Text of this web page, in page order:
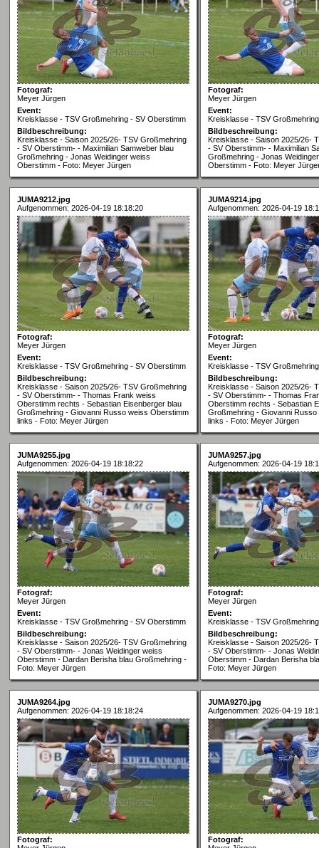
Fotograf:
Meyer Jürgen
Event:
Kreisklasse - TSV Großmehring - SV Oberstimm
Bildbeschreibung:
Kreisklasse - Saison 2025/26- TSV Großmehring
- SV Oberstimm- - Maximilian Samweber blau
Großmehring - Jonas Weidinger weiss
Oberstimm - Foto: Meyer Jürgen
Fotograf:
Meyer Jürgen
Event:
Kreisklasse - TSV
Bildbeschreibung:
Kreisklasse - Saison 2025/26-
- SV Oberstimm- - Maximilian
Großmehring - Jonas
Oberstimm - Foto: Meyer
JUMA9212.jpg
Aufgenommen: 2026-04-19 18:18:20
Fotograf:
Meyer Jürgen
Event:
Kreisklasse - TSV Großmehring - SV Oberstimm
Bildbeschreibung:
Kreisklasse - Saison 2025/26- TSV Großmehring
- SV Oberstimm- - Thomas Frank weiss
Oberstimm rechts - Sebastian Eisenberger blau
Großmehring - Giovanni Russo weiss Oberstimm
links - Foto: Meyer Jürgen
JUMA9214.jpg
Aufgenommen: 2026-04-19
Fotograf:
Meyer Jürgen
Event:
Kreisklasse - TSV
Bildbeschreibung:
Kreisklasse - Saison 2025/26-
- SV Oberstimm- - Thomas
Oberstimm rechts - Sebastian
Großmehring - Giovanni
links - Foto: Meyer Jürgen
JUMA9255.jpg
Aufgenommen: 2026-04-19 18:18:22
Fotograf:
Meyer Jürgen
Event:
Kreisklasse - TSV Großmehring - SV Oberstimm
Bildbeschreibung:
Kreisklasse - Saison 2025/26- TSV Großmehring
- SV Oberstimm- - Jonas Weidinger weiss
Oberstimm - Dardan Berisha blau Großmehring -
Foto: Meyer Jürgen
JUMA9257.jpg
Aufgenommen: 2026-04-19
Fotograf:
Meyer Jürgen
Event:
Kreisklasse - TSV
Bildbeschreibung:
Kreisklasse - Saison 2025/26-
- SV Oberstimm- - Jonas
Oberstimm - Dardan Berisha
Foto: Meyer Jürgen
JUMA9264.jpg
Aufgenommen: 2026-04-19 18:18:24
Fotograf:
JUMA9270.jpg
Aufgenommen: 2026-04-19
Fotograf: